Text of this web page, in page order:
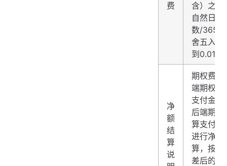
费
含）之间
自然日天
数/365
舍五入精
到0.01元
净
额
结
算
说
期权费、
端期权结
支付金额
后端期权
算支付金
进行净额
算，按照
差后的净